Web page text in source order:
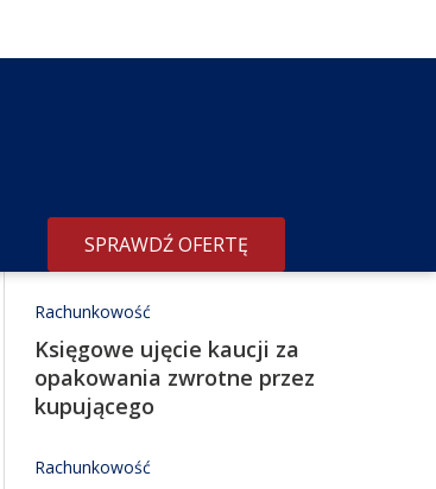
SPRAWDŹ OFERTĘ
Redakcja poleca
Rachunkowość
Księgowe ujęcie kaucji za
opakowania zwrotne przez
kupującego
Rachunkowość